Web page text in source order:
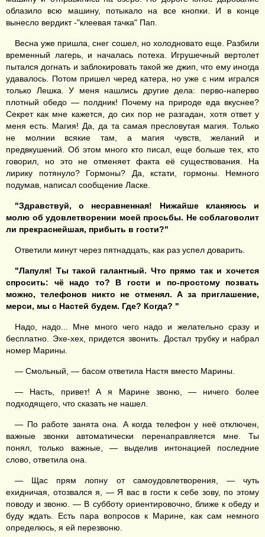
облазило всю машину, потыкало на все кнопки. И в конце
вынесло вердикт -"клеевая тачка" Пап.
Весна уже пришла, снег сошел, но холодновато еще. Разбили
временный лагерь, и началась потеха. Игрушечный вертолет
пытался догнать и заблокировать такой же джип, что ему иногда
удавалось. Потом пришел черед катера, но уже с ним игрался
только Лешка. У меня нашлись другие дела: перво-наперво
плотный обедо — полдник! Почему на природе еда вкуснее?
Секрет как мне кажется, до сих пор не разгадан, хотя ответ у
меня есть. Магия! Да, да та самая пресловутая магия. Только
не молнии всякие там, а магия чувств, желаний и
предвкушений. Об этом много кто писал, еще больше тех, кто
говорил, но это не отменяет факта её существования. На
лирику потянуло? Гормоны? Да, кстати, гормоны. Немного
подумав, написал сообщение Ласке.
"Здравствуй, о несравненная! Нижайше кланяюсь и
молю об удовлетворении моей просьбы. Не соблаговолит
ли прекраснейшая, прибыть в гости?"
Ответили минут через пятнадцать, как раз успел доварить.
"Лапуля! Ты такой галантный. Что прямо так и хочется
спросить: чё надо то? В гости и по-простому позвать
можно, телефонов никто не отменял. А за приглашение,
мерси, мы с Настей будем. Где? Когда? "
Надо, надо... Мне много чего надо и желательно сразу и
бесплатно. Эхе-хех, придется звонить. Достал трубку и набрал
номер Марины.
— Смольный, — басом ответила Настя вместо Марины.
— Насть, привет! А я Марине звоню, — ничего более
подходящего, что сказать не нашел.
— По работе занята она. А когда телефон у неё отключен,
важные звонки автоматически перенаправляется мне. Ты
понял, только важные, — выделив интонацией последние
слово, ответила она.
— Щас прям лопну от самоудовлетворения, — чуть
ехидничая, отозвался я, — Я вас в гости к себе зову, по этому
поводу и звоню. — В субботу ориентировочно, ближе к обеду и
буду ждать. Есть пара вопросов к Марине, как сам немного
определюсь, я ей перезвоню.